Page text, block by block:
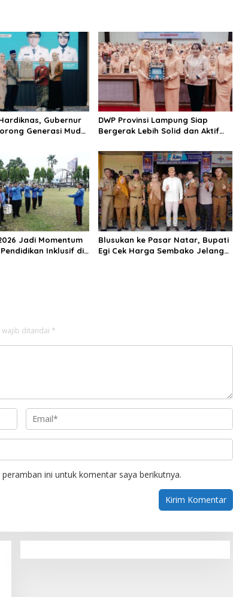
Gubernur
Generasi Muda
DWP Provinsi Lampung Siap
Bergerak Lebih Solid dan Aktif
Daerah
Jadi Momentum
Inklusif di
Blusukan ke Pasar Natar, Bupati
Egi Cek Harga Sembako Jelang
wajib ditandai *
ini untuk komentar saya berikutnya.